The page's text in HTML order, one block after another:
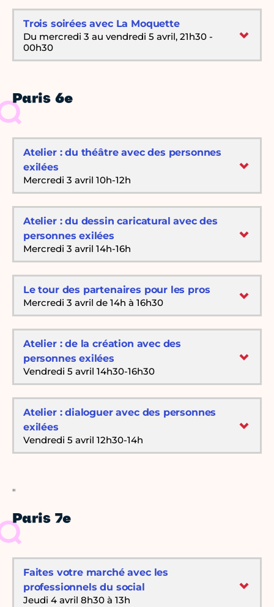
Trois soirées avec La Moquette
Du mercredi 3 au vendredi 5 avril, 21h30 -
00h30
Paris 6e
Atelier : du théâtre avec des personnes
exilées
Mercredi 3 avril 10h-12h
Atelier : du dessin caricatural avec des
personnes exilées
Mercredi 3 avril 14h-16h
Le tour des partenaires pour les pros
Mercredi 3 avril de 14h à 16h30
Atelier : de la création avec des
personnes exilées
Vendredi 5 avril 14h30-16h30
Atelier : dialoguer avec des personnes
exilées
Vendredi 5 avril 12h30-14h
"
Paris 7e
Faites votre marché avec les
professionnels du social
Jeudi 4 avril 8h30 à 13h